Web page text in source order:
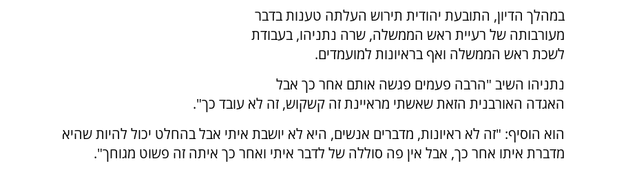
במהלך הדיון, התובעת יהודית תירוש העלתה טענות בדבר
מעורבותה של רעיית ראש הממשלה, שרה נתניהו, בעבודת
לשכת ראש הממשלה ואף בראיונות למועמדים.
נתניהו השיב "הרבה פעמים פגשה אותם אחר כך אבל
האגדה האורבנית הזאת שאשתי מראיינת זה קשקוש, זה לא עובד כך".
הוא הוסיף: "זה לא ראיונות, מדברים אנשים, היא לא יושבת איתי אבל בהחלט יכול להיות שהיא
מדברת איתו אחר כך, אבל אין פה סוללה של לדבר איתי ואחר כך איתה זה פשוט מגוחך".